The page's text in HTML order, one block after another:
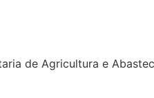
de Agricultura e